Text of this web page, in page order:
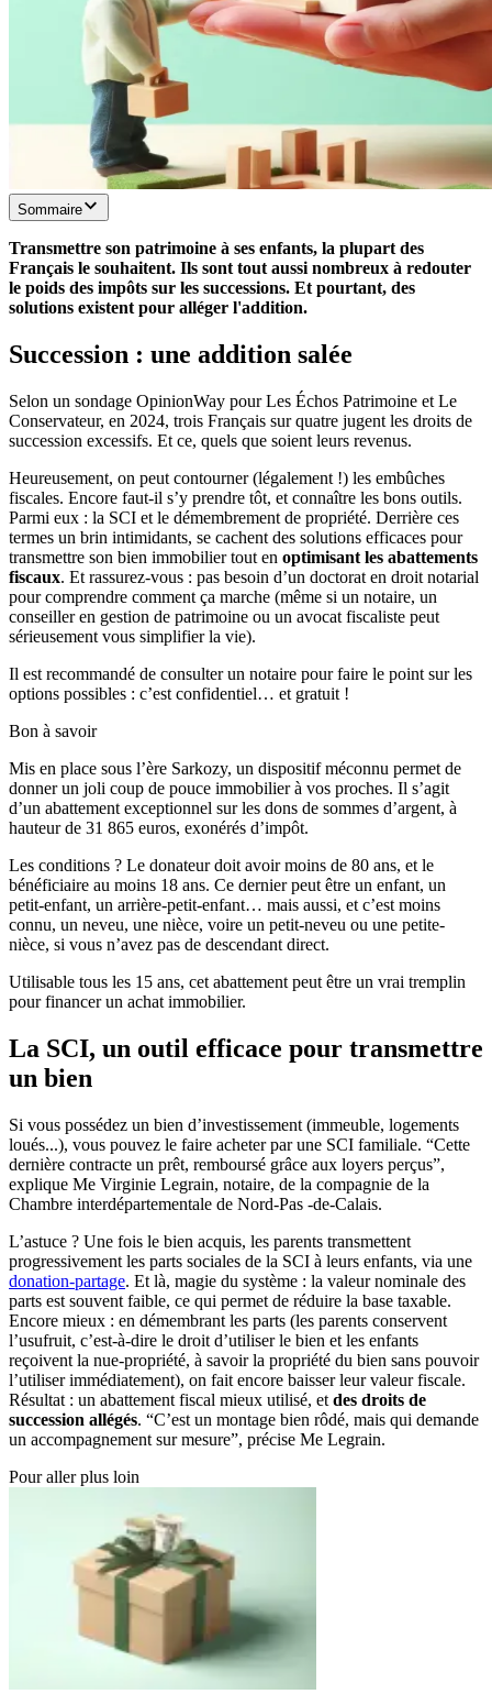
Sommaire
Transmettre son patrimoine à ses enfants, la plupart des
Français le souhaitent. Ils sont tout aussi nombreux à redouter
le poids des impôts sur les successions. Et pourtant, des
solutions existent pour alléger l'addition.
Succession : une addition salée
Selon un sondage OpinionWay pour Les Échos Patrimoine et Le
Conservateur, en 2024, trois Français sur quatre jugent les droits de
succession excessifs. Et ce, quels que soient leurs revenus.
Heureusement, on peut contourner (légalement !) les embûches
fiscales. Encore faut-il s’y prendre tôt, et connaître les bons outils.
Parmi eux : la SCI et le démembrement de propriété. Derrière ces
termes un brin intimidants, se cachent des solutions efficaces pour
transmettre son bien immobilier tout en optimisant les abattements
fiscaux. Et rassurez-vous : pas besoin d’un doctorat en droit notarial
pour comprendre comment ça marche (même si un notaire, un
conseiller en gestion de patrimoine ou un avocat fiscaliste peut
sérieusement vous simplifier la vie).
Il est recommandé de consulter un notaire pour faire le point sur les
options possibles : c’est confidentiel… et gratuit !
Bon à savoir
Mis en place sous l’ère Sarkozy, un dispositif méconnu permet de
donner un joli coup de pouce immobilier à vos proches. Il s’agit
d’un abattement exceptionnel sur les dons de sommes d’argent, à
hauteur de 31 865 euros, exonérés d’impôt.
Les conditions ? Le donateur doit avoir moins de 80 ans, et le
bénéficiaire au moins 18 ans. Ce dernier peut être un enfant, un
petit-enfant, un arrière-petit-enfant… mais aussi, et c’est moins
connu, un neveu, une nièce, voire un petit-neveu ou une petite-
nièce, si vous n’avez pas de descendant direct.
Utilisable tous les 15 ans, cet abattement peut être un vrai tremplin
pour financer un achat immobilier.
La SCI, un outil efficace pour transmettre
un bien
Si vous possédez un bien d’investissement (immeuble, logements
loués...), vous pouvez le faire acheter par une SCI familiale. “Cette
dernière contracte un prêt, remboursé grâce aux loyers perçus”,
explique Me Virginie Legrain, notaire, de la compagnie de la
Chambre interdépartementale de Nord-Pas -de-Calais.
L’astuce ? Une fois le bien acquis, les parents transmettent
progressivement les parts sociales de la SCI à leurs enfants, via une
donation-partage. Et là, magie du système : la valeur nominale des
parts est souvent faible, ce qui permet de réduire la base taxable.
Encore mieux : en démembrant les parts (les parents conservent
l’usufruit, c’est-à-dire le droit d’utiliser le bien et les enfants
reçoivent la nue-propriété, à savoir la propriété du bien sans pouvoir
l’utiliser immédiatement), on fait encore baisser leur valeur fiscale.
Résultat : un abattement fiscal mieux utilisé, et des droits de
succession allégés. “C’est un montage bien rôdé, mais qui demande
un accompagnement sur mesure”, précise Me Legrain.
Pour aller plus loin